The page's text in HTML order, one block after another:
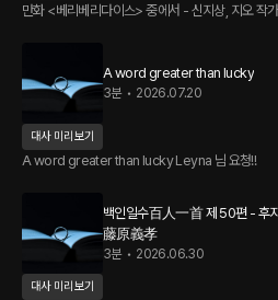
만화 <베리베리다이스> 중에서 - 신지상, 지오 작
A word greater than lucky
3분 • 2026.07.20
대사 미리보기
A word greater than lucky Leyna 님 요청!!
백인일수百人一首 제 50편 - 후
藤原義孝
3분 • 2026.06.30
대사 미리보기